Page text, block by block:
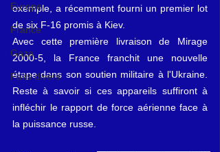
Europe
France
Gaza
Faits divers
exemple, a récemment fourni un premier lot
de six F-16 promis à Kiev.
Avec cette première livraison de Mirage
2000-5, la France franchit une nouvelle
étape dans son soutien militaire à l'Ukraine.
Reste à savoir si ces appareils suffiront à
infléchir le rapport de force aérienne face à
la puissance russe.